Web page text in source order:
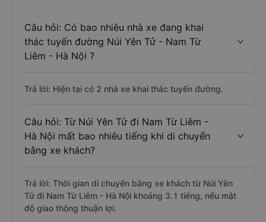
Câu hỏi: Có bao nhiêu nhà xe đang khai
thác tuyến đường Núi Yên Tử - Nam Từ
Liêm - Hà Nội ?
Trả lời: Hiện tại có 2 nhà xe khai thác tuyến đường.
Câu hỏi: Từ Núi Yên Tử đi Nam Từ Liêm -
Hà Nội mất bao nhiêu tiếng khi di chuyển
bằng xe khách?
Trả lời: Thời gian di chuyển bằng xe khách từ Núi Yên
Tử đi Nam Từ Liêm - Hà Nội khoảng 3.1 tiếng, nếu mật
độ giao thông thuận lợi.